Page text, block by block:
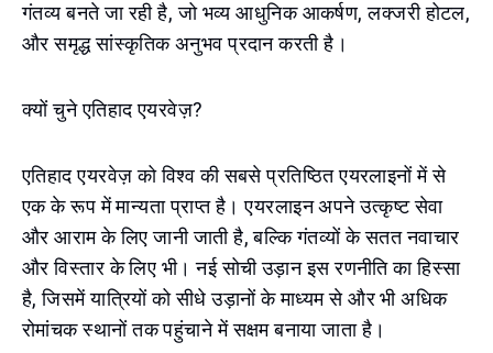
गंतव्य बनते जा रही है, जो भव्य आधुनिक आकर्षण, लक्जरी होटल,
और समृद्ध सांस्कृतिक अनुभव प्रदान करती है।
क्यों चुने एतिहाद एयरवेज़?
एतिहाद एयरवेज़ को विश्व की सबसे प्रतिष्ठित एयरलाइनों में से
एक के रूप में मान्यता प्राप्त है। एयरलाइन अपने उत्कृष्ट सेवा
और आराम के लिए जानी जाती है, बल्कि गंतव्यों के सतत नवाचार
और विस्तार के लिए भी। नई सोची उड़ान इस रणनीति का हिस्सा
है, जिसमें यात्रियों को सीधे उड़ानों के माध्यम से और भी अधिक
रोमांचक स्थानों तक पहुंचाने में सक्षम बनाया जाता है।